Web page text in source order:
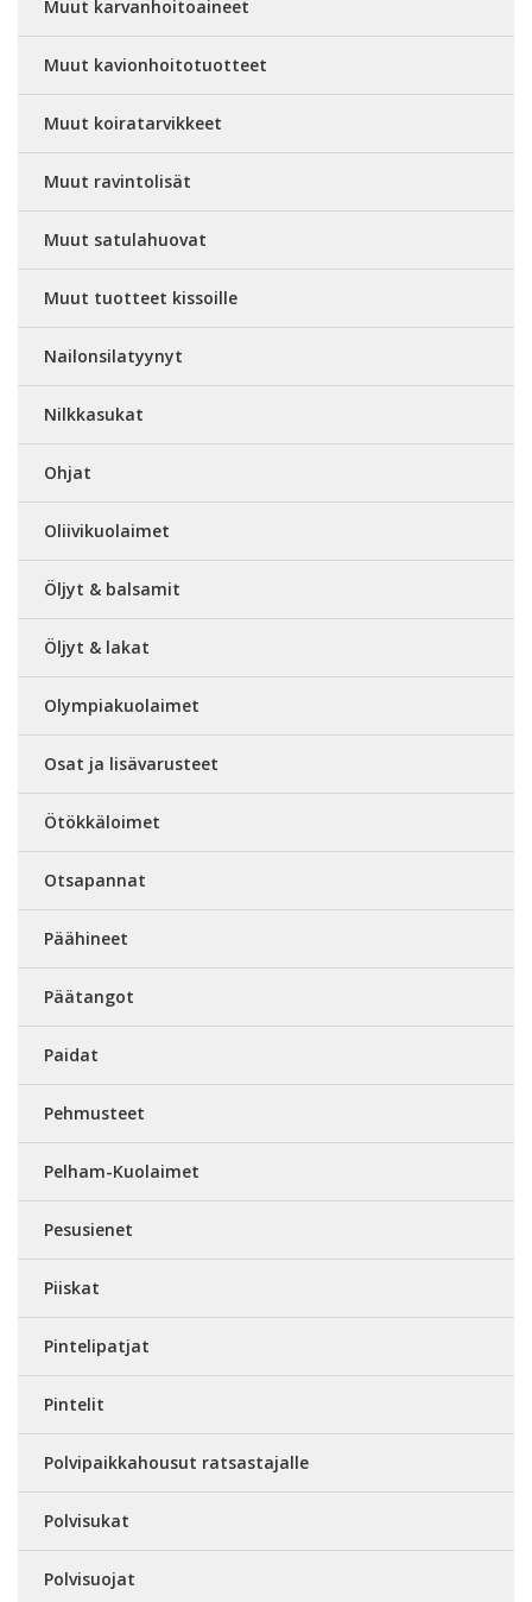
Muut karvanhoitoaineet
Muut kavionhoitotuotteet
Muut koiratarvikkeet
Muut ravintolisät
Muut satulahuovat
Muut tuotteet kissoille
Nailonsilatyynyt
Nilkkasukat
Ohjat
Oliivikuolaimet
Öljyt & balsamit
Öljyt & lakat
Olympiakuolaimet
Osat ja lisävarusteet
Ötökkäloimet
Otsapannat
Päähineet
Päätangot
Paidat
Pehmusteet
Pelham-Kuolaimet
Pesusienet
Piiskat
Pintelipatjat
Pintelit
Polvipaikkahousut ratsastajalle
Polvisukat
Polvisuojat